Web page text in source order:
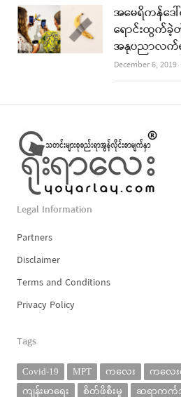
အမေရိကန်ဒေ
ရောင်းထွက်ခဲ့
အနုပညာလက်
December 6, 2019
Legal Information
Partners
Disclaimer
Terms and Conditions
Privacy Policy
Tags
Covid-19 MPT ကလေး ကလေ
ကျန်းမာရေး
စိတ်ဖိစီးမှု ဆရာကင်္